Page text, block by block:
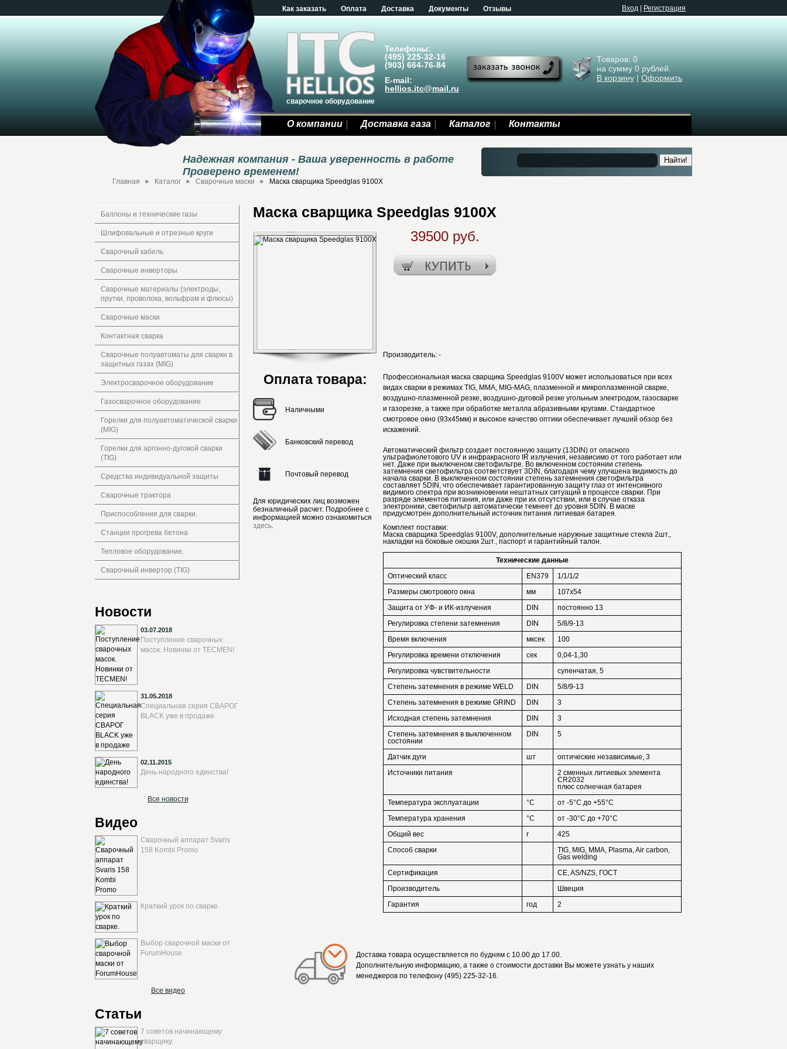
Как заказать Оплата Доставка Документы Отзывы Bход Регистрация
сварочное оборудование
Телефоны:
(495) 225-32-16
(903) 664-76-84
E-mail:
hellios.itc@mail.ru
Товаров: 0
на сумму 0 рублей.
В корзину | Оформить
О компании Доставка газа Каталог Контакты
Надежная компания - Ваша уверенность в работе
Проверено временем!
Найти!
Главная Каталог Сварочные маски Маска сварщика Speedglas 9100X
Баллоны и технические газы
Шлифовальные и отрезные круги
Сварочный кабель
Сварочные инверторы
Сварочные материалы (электроды,
прутки, проволока, вольфрам и флюсы)
Сварочные маски
Контактная сварка
Сварочные полуавтоматы для сварки в
защитных газах (MIG)
Электросварочное оборудование
Газосварочное оборудование
Горелки для полуавтоматической сварки
(MIG)
Горелки для аргонно-дуговой сварки
(TIG)
Средства индивидуальной защиты
Сварочные трактора
Приспособления для сварки.
Станции прогрева бетона
Тепловое оборудование.
Сварочный инвертор (TIG)
Новости
03.07.2018
Поступление сварочных
масок. Новинки от TECMEN!
31.05.2018
Специальная серия СВАРОГ
BLACK уже в продаже
02.11.2015
День народного единства!
Все новости
Видео
Сварочный аппарат Svaris
158 Kombi Promo
Краткий урок по сварке.
Выбор сварочной маски от
ForumHouse
Все видео
Статьи
7 советов начинающему
сварщику.
Маска сварщика Speedglas 9100X
Оплата товара:
Наличными
Банковский перевод
Почтовый перевод
Для юридических лиц возможен
безналичный расчет. Подробнее с
информацией можно ознакомиться
здесь.
39500 руб.
Производитель: -
Профессиональная маска сварщика Speedglas 9100V может использоваться при всех
видах сварки в режимах TIG, MMA, MIG-MAG, плазменной и микроплазменной сварке,
воздушно-плазменной резке, воздушно-дуговой резке угольным электродом, газосварке
и газорезке, а также при обработке металла абразивными кругами. Стандартное
смотровое окно (93х45мм) и высокое качество оптики обеспечивает лучший обзор без
искажений.
Автоматический фильтр создает постоянную защиту (13DIN) от опасного
ультрафиолетового UV и инфракрасного IR излучения, независимо от того работает или
нет. Даже при выключеном светофильтре. Во включенном состоянии степень
затемнения светофильтра соответствует 3DIN, благодаря чему улучшена видимость до
начала сварки. В выключенном состоянии степень затемнения светофильтра
составляет 5DIN, что обеспечивает гарантированную защиту глаз от интенсивного
видимого спектра при возникновении нештатных ситуаций в процессе сварки. При
разряде элементов питания, или даже при их отсутствии, или в случае отказа
электроники, светофильтр автоматически темнеет до уровня 5DIN. В маске
придусмотрен дополнительный источник питания литиевая батарея.
Комплект поставки:
Маска сварщика Speedglas 9100V, дополнительные наружные защитные стекла 2шт.,
накладки на боковые окошки 2шт., паспорт и гарантийный талон.
Технические данные
Оптический класс
EN379
1/1/1/2
Размеры смотрового окна
мм
107х54
Защита от УФ- и ИК-излучения
DIN
постоянно 13
Регулировка степени затемнения
DIN
5/8/9-13
Время включения
мксек
100
Регулировка времени отключения
сек
0,04-1,30
Регулировка чувствительности
супенчатая, 5
Степень затемнения в режиме WELD
DIN
5/8/9-13
Степень затемнения в режиме GRIND
DIN
3
Исходная степень затемнения
DIN
3
Степень затемнения в выключенном
состоянии
DIN 5
Датчик дуги шт
оптические независимые, 3
Источники питания
2 сменных литиевых элемента
CR2032
плюс солнечная батарея
Температура эксплуатации
°С
от -5°С до +55°С
Температура хранения
°С
от -30°С до +70°С
Общий вес
г
425
Способ сварки
TIG, MIG, MMA, Plasma, Air carbon,
Gas welding
Сертификация
CE, AS/NZS, ГОСТ
Производитель
Швеция
Гарантия
год 2
Доставка товара осуществляется по будням с 10.00 до 17.00.
Дополнительную информацию, а также о стоимости доставки Вы можете узнать у наших
менеджеров по телефону (495) 225-32-16.